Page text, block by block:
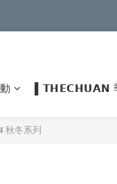
▌𝗧𝗛𝗘𝗖𝗛𝗨𝗔𝗡
秋冬系列